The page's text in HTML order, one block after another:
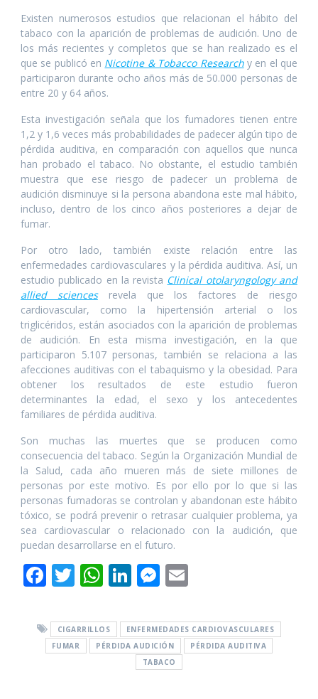
Existen numerosos estudios que relacionan el hábito del
tabaco con la aparición de problemas de audición. Uno de
los más recientes y completos que se han realizado es el
que se publicó en Nicotine & Tobacco Researchy en el que
participaron durante ocho años más de 50.000 personas de
entre 20 y 64 años.
Esta investigación señala que los fumadores tienen entre
1,2 y 1,6 veces más probabilidades de padecer algún tipo de
pérdida auditiva, en comparación con aquellos que nunca
han probado el tabaco. No obstante, el estudio también
muestra que ese riesgo de padecer un problema de
audición disminuye si la persona abandona este mal hábito,
incluso, dentro de los cinco años posteriores a dejar de
fumar.
Por otro lado, también existe relación entre las
enfermedades cardiovasculares y la pérdida auditiva. Así, un
estudio publicado en la revista Clinical otolaryngology and
allied sciencesrevela que los factores de riesgo
cardiovascular, como la hipertensión arterial o los
triglicéridos, están asociados con la aparición de problemas
de audición. En esta misma investigación, en la que
participaron 5.107 personas, también se relaciona a las
afecciones auditivas con el tabaquismo y la obesidad. Para
obtener los resultados de este estudio fueron
determinantes la edad, el sexo y los antecedentes
familiares de pérdida auditiva.
Son muchas las muertes que se producen como
consecuencia del tabaco. Según la Organización Mundial de
la Salud, cada año mueren más de siete millones de
personas por este motivo. Es por ello por lo que si las
personas fumadoras se controlan y abandonan este hábito
tóxico, se podrá prevenir o retrasar cualquier problema, ya
sea cardiovascular o relacionado con la audición, que
puedan desarrollarse en el futuro.
F
e
b
T
itt
er
W
at
s
Li
k
e
dI
M
ss
e
n
ai
l
CIGARRILLOS
ENFERMEDADES CARDIOVASCULARES
FUMAR
PÉRDIDA AUDICIÓN
PÉRDIDA AUDITIVA
TABACO